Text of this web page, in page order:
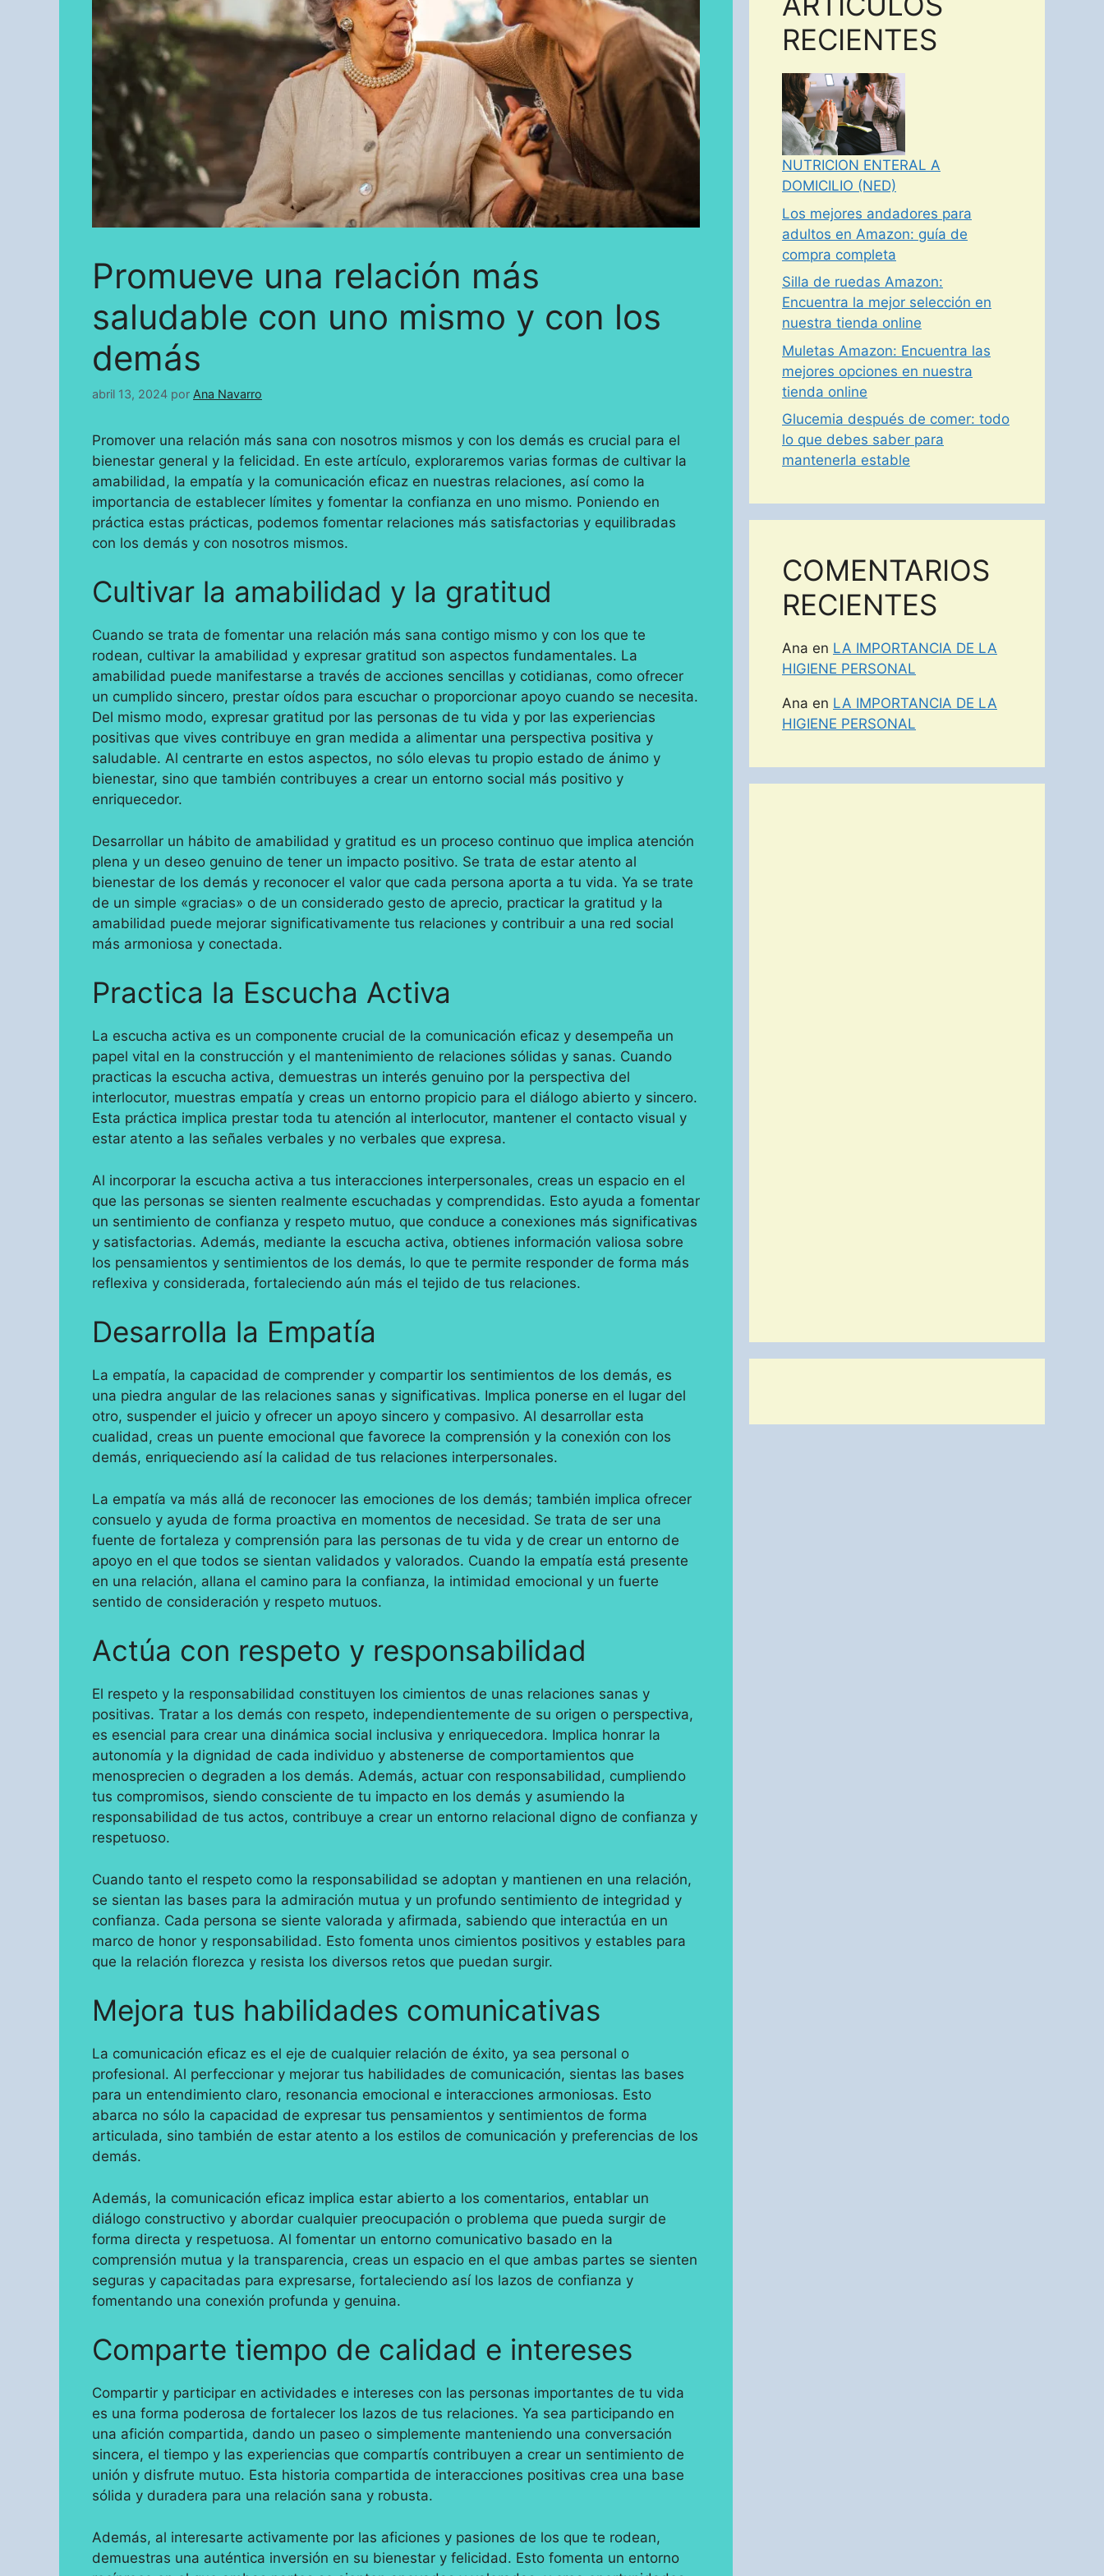
Promueve una relación más
saludable con uno mismo y con los
demás
abril 13, 2024 por Ana Navarro
Promover una relación más sana con nosotros mismos y con los demás es crucial para el
bienestar general y la felicidad. En este artículo, exploraremos varias formas de cultivar la
amabilidad, la empatía y la comunicación eficaz en nuestras relaciones, así como la
importancia de establecer límites y fomentar la confianza en uno mismo. Poniendo en
práctica estas prácticas, podemos fomentar relaciones más satisfactorias y equilibradas
con los demás y con nosotros mismos.
Cultivar la amabilidad y la gratitud
Cuando se trata de fomentar una relación más sana contigo mismo y con los que te
rodean, cultivar la amabilidad y expresar gratitud son aspectos fundamentales. La
amabilidad puede manifestarse a través de acciones sencillas y cotidianas, como ofrecer
un cumplido sincero, prestar oídos para escuchar o proporcionar apoyo cuando se necesita.
Del mismo modo, expresar gratitud por las personas de tu vida y por las experiencias
positivas que vives contribuye en gran medida a alimentar una perspectiva positiva y
saludable. Al centrarte en estos aspectos, no sólo elevas tu propio estado de ánimo y
bienestar, sino que también contribuyes a crear un entorno social más positivo y
enriquecedor.
Desarrollar un hábito de amabilidad y gratitud es un proceso continuo que implica atención
plena y un deseo genuino de tener un impacto positivo. Se trata de estar atento al
bienestar de los demás y reconocer el valor que cada persona aporta a tu vida. Ya se trate
de un simple «gracias» o de un considerado gesto de aprecio, practicar la gratitud y la
amabilidad puede mejorar significativamente tus relaciones y contribuir a una red social
más armoniosa y conectada.
Practica la Escucha Activa
La escucha activa es un componente crucial de la comunicación eficaz y desempeña un
papel vital en la construcción y el mantenimiento de relaciones sólidas y sanas. Cuando
practicas la escucha activa, demuestras un interés genuino por la perspectiva del
interlocutor, muestras empatía y creas un entorno propicio para el diálogo abierto y sincero.
Esta práctica implica prestar toda tu atención al interlocutor, mantener el contacto visual y
estar atento a las señales verbales y no verbales que expresa.
Al incorporar la escucha activa a tus interacciones interpersonales, creas un espacio en el
que las personas se sienten realmente escuchadas y comprendidas. Esto ayuda a fomentar
un sentimiento de confianza y respeto mutuo, que conduce a conexiones más significativas
y satisfactorias. Además, mediante la escucha activa, obtienes información valiosa sobre
los pensamientos y sentimientos de los demás, lo que te permite responder de forma más
reflexiva y considerada, fortaleciendo aún más el tejido de tus relaciones.
Desarrolla la Empatía
La empatía, la capacidad de comprender y compartir los sentimientos de los demás, es
una piedra angular de las relaciones sanas y significativas. Implica ponerse en el lugar del
otro, suspender el juicio y ofrecer un apoyo sincero y compasivo. Al desarrollar esta
cualidad, creas un puente emocional que favorece la comprensión y la conexión con los
demás, enriqueciendo así la calidad de tus relaciones interpersonales.
La empatía va más allá de reconocer las emociones de los demás; también implica ofrecer
consuelo y ayuda de forma proactiva en momentos de necesidad. Se trata de ser una
fuente de fortaleza y comprensión para las personas de tu vida y de crear un entorno de
apoyo en el que todos se sientan validados y valorados. Cuando la empatía está presente
en una relación, allana el camino para la confianza, la intimidad emocional y un fuerte
sentido de consideración y respeto mutuos.
Actúa con respeto y responsabilidad
El respeto y la responsabilidad constituyen los cimientos de unas relaciones sanas y
positivas. Tratar a los demás con respeto, independientemente de su origen o perspectiva,
es esencial para crear una dinámica social inclusiva y enriquecedora. Implica honrar la
autonomía y la dignidad de cada individuo y abstenerse de comportamientos que
menosprecien o degraden a los demás. Además, actuar con responsabilidad, cumpliendo
tus compromisos, siendo consciente de tu impacto en los demás y asumiendo la
responsabilidad de tus actos, contribuye a crear un entorno relacional digno de confianza y
respetuoso.
Cuando tanto el respeto como la responsabilidad se adoptan y mantienen en una relación,
se sientan las bases para la admiración mutua y un profundo sentimiento de integridad y
confianza. Cada persona se siente valorada y afirmada, sabiendo que interactúa en un
marco de honor y responsabilidad. Esto fomenta unos cimientos positivos y estables para
que la relación florezca y resista los diversos retos que puedan surgir.
Mejora tus habilidades comunicativas
La comunicación eficaz es el eje de cualquier relación de éxito, ya sea personal o
profesional. Al perfeccionar y mejorar tus habilidades de comunicación, sientas las bases
para un entendimiento claro, resonancia emocional e interacciones armoniosas. Esto
abarca no sólo la capacidad de expresar tus pensamientos y sentimientos de forma
articulada, sino también de estar atento a los estilos de comunicación y preferencias de los
demás.
Además, la comunicación eficaz implica estar abierto a los comentarios, entablar un
diálogo constructivo y abordar cualquier preocupación o problema que pueda surgir de
forma directa y respetuosa. Al fomentar un entorno comunicativo basado en la
comprensión mutua y la transparencia, creas un espacio en el que ambas partes se sienten
seguras y capacitadas para expresarse, fortaleciendo así los lazos de confianza y
fomentando una conexión profunda y genuina.
Comparte tiempo de calidad e intereses
Compartir y participar en actividades e intereses con las personas importantes de tu vida
es una forma poderosa de fortalecer los lazos de tus relaciones. Ya sea participando en
una afición compartida, dando un paseo o simplemente manteniendo una conversación
sincera, el tiempo y las experiencias que compartís contribuyen a crear un sentimiento de
unión y disfrute mutuo. Esta historia compartida de interacciones positivas crea una base
sólida y duradera para una relación sana y robusta.
Además, al interesarte activamente por las aficiones y pasiones de los que te rodean,
demuestras una auténtica inversión en su bienestar y felicidad. Esto fomenta un entorno
RECIENTES
NUTRICION ENTERAL A
DOMICILIO (NED)
Los mejores andadores para
adultos en Amazon: guía de
compra completa
Silla de ruedas Amazon:
Encuentra la mejor selección en
nuestra tienda online
Muletas Amazon: Encuentra las
mejores opciones en nuestra
tienda online
Glucemia después de comer: todo
lo que debes saber para
mantenerla estable
COMENTARIOS
RECIENTES
Ana en LA IMPORTANCIA DE LA
HIGIENE PERSONAL
Ana en LA IMPORTANCIA DE LA
HIGIENE PERSONAL